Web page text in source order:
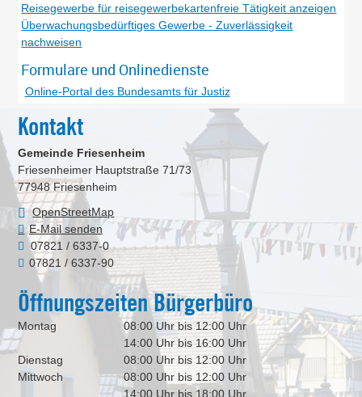
Reisegewerbe für reisegewerbekartenfreie Tätigkeit anzeigen
Überwachungsbedürftiges Gewerbe - Zuverlässigkeit
nachweisen
Formulare und Onlinedienste
Online-Portal des Bundesamts für Justiz
Kontakt
Gemeinde Friesenheim
Friesenheimer Hauptstraße 71/73
77948 Friesenheim
OpenStreetMap
E-Mail senden
07821 / 6337-0
07821 / 6337-90
Öffnungszeiten Bürgerbüro
Montag
08:00 Uhr bis 12:00 Uhr
14:00 Uhr bis 16:00 Uhr
Dienstag
08:00 Uhr bis 12:00 Uhr
Mittwoch
08:00 Uhr bis 12:00 Uhr
14:00 Uhr bis 18:00 Uhr